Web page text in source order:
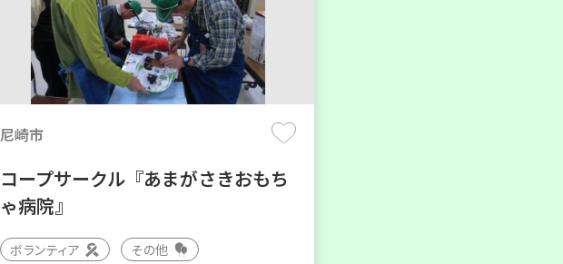
尼崎市
コープサークル『あまがさきおもち
ゃ病院』
ボランティア その他